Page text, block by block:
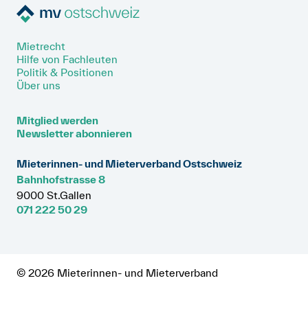
Mietrecht
Hilfe von Fachleuten
Politik & Positionen
Über uns
Mitglied werden
Newsletter abonnieren
Mieterinnen- und Mieterverband Ostschweiz
Bahnhofstrasse 8
9000 St.Gallen
071 222 50 29
© 2026 Mieterinnen- und Mieterverband